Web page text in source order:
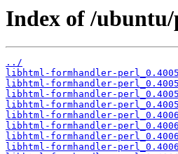
Index of /
../
libhtml-formhandler-
libhtml-formhandler-
libhtml-formhandler-
libhtml-formhandler-
libhtml-formhandler-
libhtml-formhandler-
libhtml-formhandler-
libhtml-formhandler-